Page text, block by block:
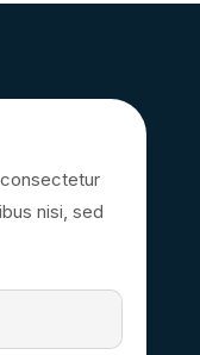
nisi, sed